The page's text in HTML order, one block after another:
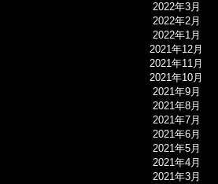
2022年3月
2022年2月
2022年1月
2021年12月
2021年11月
2021年10月
2021年9月
2021年8月
2021年7月
2021年6月
2021年5月
2021年4月
2021年3月